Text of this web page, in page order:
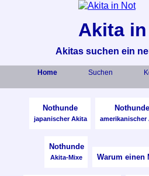
Akita
Akitas suchen ein
Home Suchen
Nothunde
japanischer Akita
Nothunde
amerikanischer
Nothunde
Akita-Mixe Warum einen